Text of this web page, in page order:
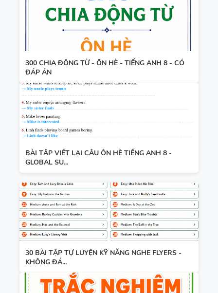
300 CHIA ĐỘNG TỪ - ÔN HÈ - TIẾNG ANH 8 - CÓ
ĐÁP ÁN
BÀI TẬP VIẾT LẠI CÂU ÔN HÈ TIẾNG ANH 8 -
GLOBAL SU...
30 BÀI TẬP TỰ LUYỆN KỸ NĂNG NGHE FLYERS -
KHÔNG ĐÁ...